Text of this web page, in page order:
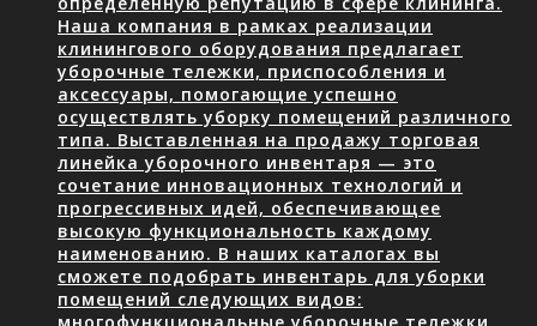
Наша компания в рамках реализации
клинингового оборудования предлагает
уборочные тележки, приспособления и
аксессуары, помогающие успешно
осуществлять уборку помещений различного
типа. Выставленная на продажу торговая
линейка уборочного инвентаря — это
сочетание инновационных технологий и
прогрессивных идей, обеспечивающее
высокую функциональность каждому
наименованию. В наших каталогах вы
сможете подобрать инвентарь для уборки
помещений следующих видов: